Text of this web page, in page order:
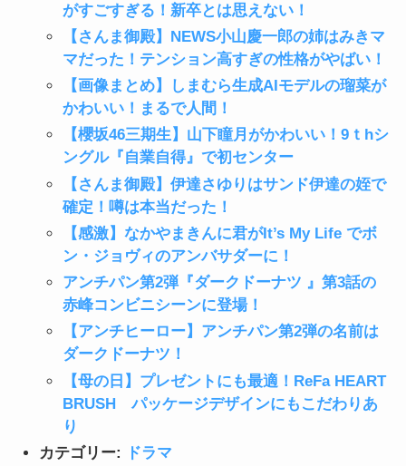
がすごすぎる！新卒とは思えない！
【さんま御殿】NEWS小山慶一郎の姉はみきマ
マだった！テンション高すぎの性格がやばい！
【画像まとめ】しまむら生成AIモデルの瑠菜が
かわいい！まるで人間！
【櫻坂46三期生】山下瞳月がかわいい！9ｔhシ
ングル『自業自得』で初センター
【さんま御殿】伊達さゆりはサンド伊達の姪で
確定！噂は本当だった！
【感激】なかやまきんに君がIt’s My Life でボ
ン・ジョヴィのアンバサダーに！
アンチパン第2弾『ダークドーナツ 』第3話の
赤峰コンビニシーンに登場！
【アンチヒーロー】アンチパン第2弾の名前は
ダークドーナツ！
【母の日】プレゼントにも最適！ReFa HEART
BRUSH パッケージデザインにもこだわりあ
り
カテゴリー:
ドラマ